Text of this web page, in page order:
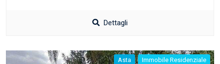
Dettagli
Asta Immobile Residenziale